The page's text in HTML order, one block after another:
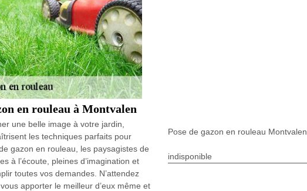
en rouleau à Montvalen
une belle image à votre jardin,
les techniques parfaits pour
gazon en rouleau, les paysagistes de
à l’écoute, pleines d’imagination et
toutes vos demandes. N’attendez
apporter le meilleur d’eux même et
Pose de gazon en rouleau Montvalen
indisponible